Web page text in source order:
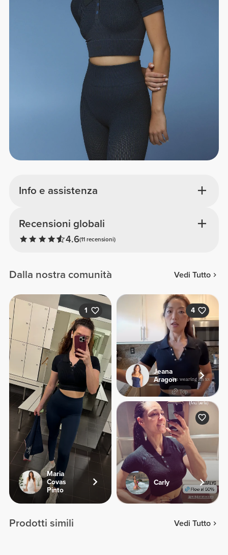
Info e assistenza
Recensioni globali
4.6(11 recensioni)
Dalla nostra comunità Vedi Tutto
1
Maria
Covas
Pinto
4
Jeana
Aragon
Carly
Prodotti simili Vedi Tutto